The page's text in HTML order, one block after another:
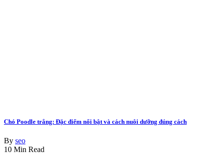
Chó Poodle trắng: Đặc điểm nổi bật và cách nuôi dưỡng đúng cách
By seo
10 Min Read